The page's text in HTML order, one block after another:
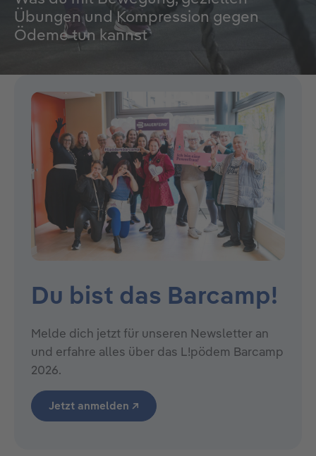
Übungen und Kompression gegen
Ödeme tun kannst
Du bist das Barcamp!
Melde dich jetzt für unseren Newsletter an
und erfahre alles über das L!pödem Barcamp
2026.
Jetzt anmelden ↗